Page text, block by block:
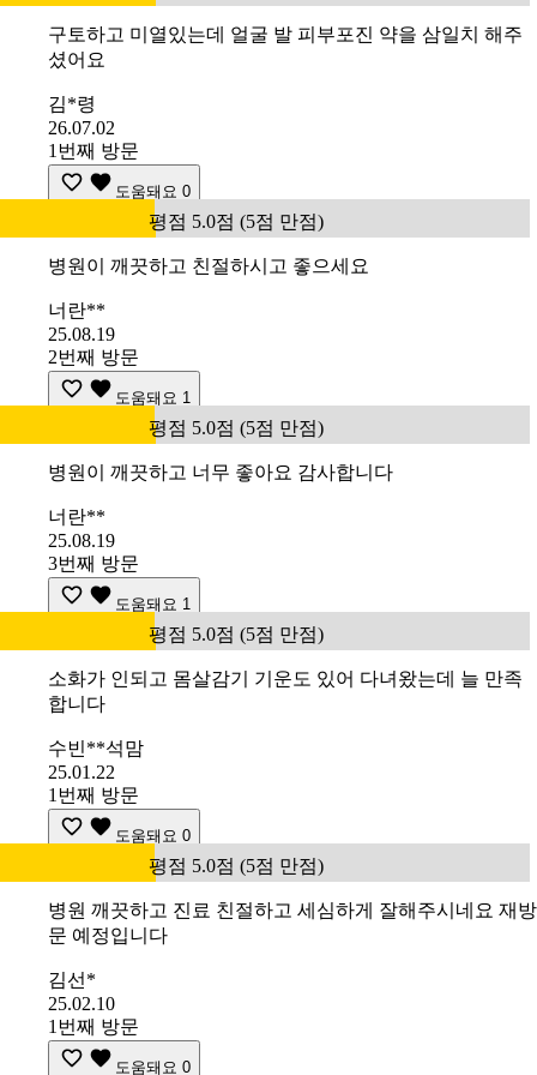
구토하고 미열있는데 얼굴 발 피부포진 약을 삼일치 해주
셨어요
김*령
26.07.02
1번째 방문
도움돼요 0
평점 5.0점 (5점 만점)
병원이 깨끗하고 친절하시고 좋으세요
너란**
25.08.19
2번째 방문
도움돼요 1
평점 5.0점 (5점 만점)
병원이 깨끗하고 너무 좋아요 감사합니다
너란**
25.08.19
3번째 방문
도움돼요 1
평점 5.0점 (5점 만점)
소화가 인되고 몸살감기 기운도 있어 다녀왔는데 늘 만족
합니다
수빈**석맘
25.01.22
1번째 방문
도움돼요 0
평점 5.0점 (5점 만점)
병원 깨끗하고 진료 친절하고 세심하게 잘해주시네요 재방
문 예정입니다
김선*
25.02.10
1번째 방문
도움돼요 0